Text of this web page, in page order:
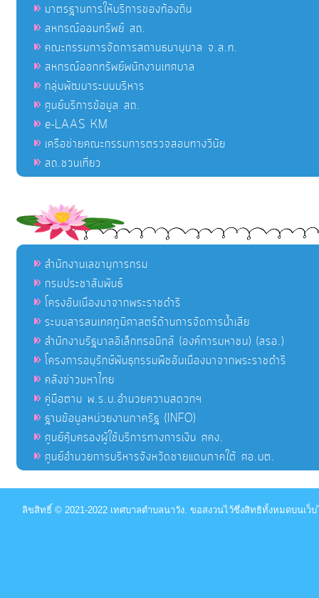
มาตรฐานการให้บริการของท้องถิ่น
สหกรณ์ออมทรัพย์ สถ.
คณะกรรมการจัดการสถานธนานุบาล จ.ส.ท.
สหกรณ์ออกทรัพย์พนักงานเทศบาล
กลุ่มพัฒนาระบบบริหาร
ศูนย์บริการข้อมูล สถ.
e-LAAS KM
เครือข่ายคณะกรรมการตรวจสอบทางวินัย
สถ.ชวนเที่ยว
สำนักงานเลขานุการกรม
กรมประชาสัมพันธ์
โครงอันเนื่องมาจากพระราชดำริ
ระบบสารสนเทศภูมิศาสตร์ด้านการจัดการน้ำเสีย
สำนักงานรัฐบาลอิเล็กทรอนิกส์ (องค์การมหาชน) (สรอ.)
โครงการอนุรักษ์พันธุกรรมพืชอันเนื่องมาจากพระราชดำริ
คลังข่าวมหาไทย
คู่มือตาม พ.ร.บ.อำนวยความสดวกฯ
ฐานข้อมูลหน่วยงานภาครัฐ (INFO)
ศูนย์คุ้มครองผู้ใช้บริการทางการเงิน ศคง.
ศูนย์อำนวยการบริหารจังหวัดชายแดนภาคใต้ ศอ.บต.
ลิขสิทธิ์ © 2021-2022 เทศบาลตำบลนาวัง. ขอสงวนไว้ซึ่งสิทธิทั้งหมดบนเ